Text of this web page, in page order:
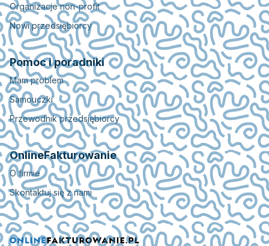
Organizacje non-profit
Nowi przedsiębiorcy
Pomoc i poradniki
Mam problem
Samouczki
Przewodnik przedsiębiorcy
OnlineFakturowanie
O firmie
Skontaktuj się z nami